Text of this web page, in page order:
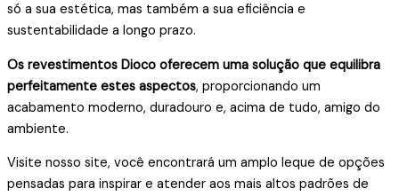
só a sua estética, mas também a sua eficiência e
sustentabilidade a longo prazo.
Os revestimentos Dioco oferecem uma solução que equilibra
perfeitamente estes aspectos, proporcionando um
acabamento moderno, duradouro e, acima de tudo, amigo do
ambiente.
Visite nosso site, você encontrará um amplo leque de opções
pensadas para inspirar e atender aos mais altos padrões de